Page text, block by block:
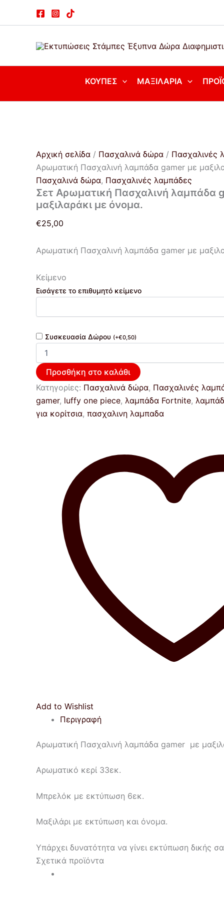
ΚΟΎΠΕΣ ΜΑΞΙΛΆΡΙΑ
Αρχική σελίδα / Πασχαλινά δώρα / Πασχαλινές
Αρωματική Πασχαλινή λαμπάδα gamer με
Πασχαλινά δώρα, Πασχαλινές λαμπάδες
Σετ Αρωματική Πασχαλινή λαμπάδα
μαξιλαράκι με όνομα.
€25,00
Αρωματική Πασχαλινή λαμπάδα gamer με
Κείμενο
Εισάγετε το επιθυμητό κείμενο
Συσκευασία Δώρου (+€0,50)
Αρωματική
Πασχαλινή
gamer
μαξιλαράκι
Προσθήκη στο καλάθι
Κατηγορίες: Πασχαλινά δώρα, Πασχαλινές
gamer, luffy one piece, λαμπάδα Fortnite,
για κορίτσια, πασχαλινη λαμπαδα
Add to Wishlist
Περιγραφή
Αρωματική Πασχαλινή λαμπάδα gamer με
Aρωματικό κερί 33εκ.
Μπρελόκ με εκτύπωση 6εκ.
Μαξιλάρι με εκτύπωση και όνομα.
Υπάρχει δυνατότητα να γίνει εκτύπωση δικής
Σχετικά προϊόντα